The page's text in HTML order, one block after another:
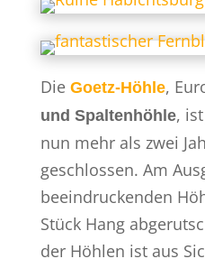
Die Goetz-Höhle,
und Spaltenhöhle,
nun mehr als zwei
geschlossen. Am
beeindruckenden
Stück Hang
der Höhlen ist aus